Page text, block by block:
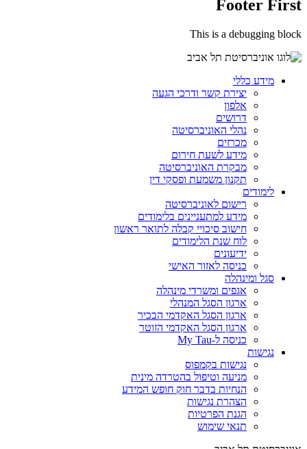
Footer First
This is a debugging block
מידע כללי
יצירת קשר ודרכי הגעה
אלפון
דרושים
נהלי האוניברסיטה
מכרזים
מידע לשעת חירום
מבקרת האוניברסיטה
תקנון משמעת ופסקי דין
לימודים
רישום לאוניברסיטה
מידע למתעניינים בלימודים
חישוב סיכויי קבלה לתואר ראשון
לוח שנת הלימודים
ידיעונים
כניסה לאזור האישי
סגל ומינהלה
אגפים ומשרדי מינהלה
ארגון הסגל המנהלי
ארגון הסגל האקדמי הבכיר
ארגון הסגל האקדמי הזוטר
כניסה ל-My Tau
נגישות
נגישות בקמפוס
מניעה וטיפול בהטרדה מינית
הנחיות בדבר חוק חופש המידע
הצהרת נגישות
הגנת הפרטיות
תנאי שימוש